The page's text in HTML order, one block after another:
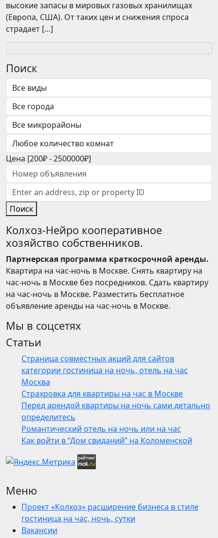
высокие запасы в мировых газовых хранилищах
(Европа, США). От таких цен и снижения спроса
страдает […]
Поиск
Цена [200₽-2500000₽]
Поиск
Колхоз-Нейро кооперативное
хозяйство собственников.
Партнерская программа краткосрочной аренды.
Квартира на час-ночь в Москве. Снять квартиру на
час-ночь в Москве без посредников. Сдать квартиру
на час-ночь в Москве. Разместить бесплатное
объявление аренды на час-ночь в Москве.
Мы в соцсетях
Статьи
Страница совместных акций для сайтов
категории гостиница на ночь, отель на час
Москва
Страхровка для квартиры на час в Москве
Перед арендой квартиры на ночь сами детально
определитесь
Романтический отель на ночь или на час
Как войти в “Дом свиданий” на Коломенской
Меню
Проект «Колхоз» расширение бизнеса в стиле
гостиница на час, ночь, сутки
Вакансии